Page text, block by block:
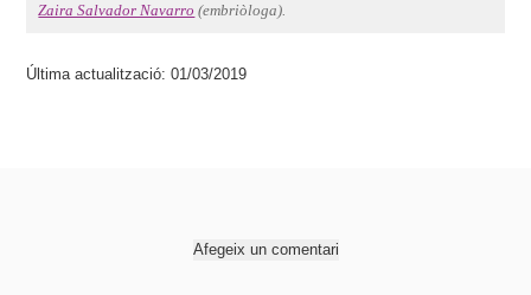
Zaira Salvador Navarro (embriòloga).
Última actualització: 01/03/2019
Afegeix un comentari